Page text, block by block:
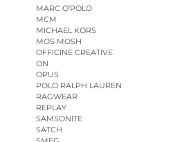
MARC O’POLO
MCM
MICHAEL KORS
MOS MOSH
OFFICINE CREATIVE
ON
OPUS
POLO RALPH LAUREN
RAGWEAR
REPLAY
SAMSONITE
SATCH